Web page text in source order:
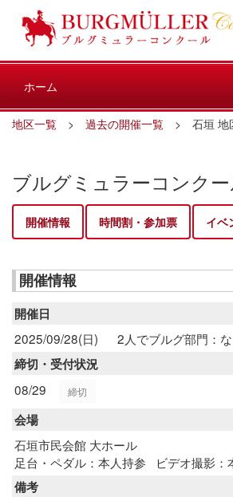
ホーム
地区一覧 > 過去の開催一覧 > 石垣 地
ブルグミュラーコンク
開催情報 時間割・参加票 イベ
開催情報
開催日
2025/09/28(日)
2人でブルグ部門：
締切・受付状況
08/29
締切
会場
石垣市民会館 大ホール
足台・ペダル：本人持参
ビデオ撮影：
備考